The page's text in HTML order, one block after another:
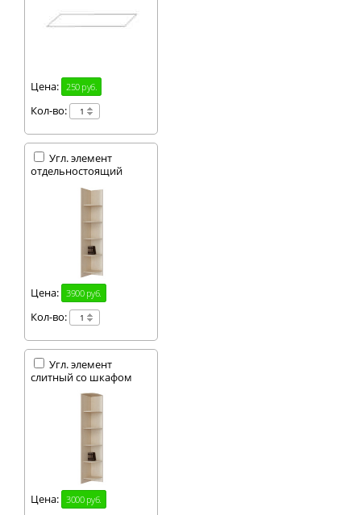
Цена: 250 руб.
Кол-во:
Угл. элемент
отдельностоящий
Цена: 3900 руб.
Кол-во:
Угл. элемент
слитный со шкафом
Цена: 3000 руб.